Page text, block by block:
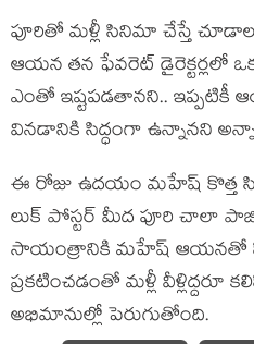
పూరితో మ‌ళ్లీ సినిమా చేస్తే
ఆయ‌న త‌న ఫేవ‌రెట్ డైరెక్ట‌ర్ల‌లో
ఎంతో ఇష్ట‌ప‌డ‌తాన‌ని.. ఇప్ప‌టికీ
విన‌డానికి సిద్ధంగా ఉన్నాన‌ని
ఈ రోజు ఉద‌యం మ‌హేష్ కొత్త
లుక్ పోస్ట‌ర్ మీద పూరి చాలా
సాయంత్రానికి మ‌హేష్ ఆయ‌న‌తో
ప్ర‌క‌టించ‌డంతో మ‌ళ్లీ వీళ్లిద్ద‌రూ
అభిమానుల్లో పెరుగుతోంది.